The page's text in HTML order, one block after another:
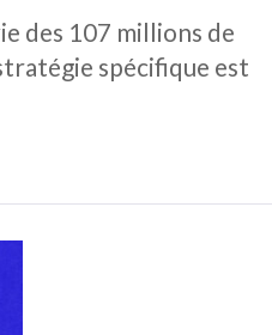
des 107 millions de
spécifique est